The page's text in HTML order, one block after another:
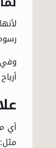
وفي
أي
مثل: «ادفع